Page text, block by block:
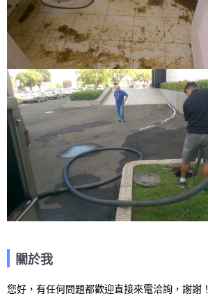
關於我
您好，有任何問題都歡迎直接來電洽詢，謝謝！